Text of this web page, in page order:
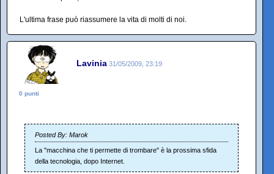
L'ultima frase può riassumere la vita di molti di noi.
Lavinia 31/05/2009, 23:19
0 punti
Posted By: Marok
La "macchina che ti permette di trombare" è la prossima sfida
della tecnologia, dopo Internet.